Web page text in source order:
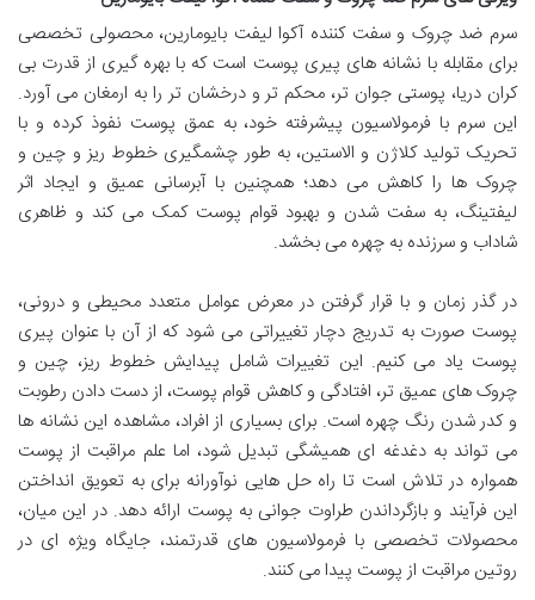
سرم ضد چروک و سفت کننده آکوا لیفت بایومارین، محصولی تخصصی
برای مقابله با نشانه های پیری پوست است که با بهره گیری از قدرت بی
کران دریا، پوستی جوان تر، محکم تر و درخشان تر را به ارمغان می آورد.
این سرم با فرمولاسیون پیشرفته خود، به عمق پوست نفوذ کرده و با
تحریک تولید کلاژن و الاستین، به طور چشمگیری خطوط ریز و چین و
چروک ها را کاهش می دهد؛ همچنین با آبرسانی عمیق و ایجاد اثر
لیفتینگ، به سفت شدن و بهبود قوام پوست کمک می کند و ظاهری
شاداب و سرزنده به چهره می بخشد.
در گذر زمان و با قرار گرفتن در معرض عوامل متعدد محیطی و درونی،
پوست صورت به تدریج دچار تغییراتی می شود که از آن با عنوان پیری
پوست یاد می کنیم. این تغییرات شامل پیدایش خطوط ریز، چین و
چروک های عمیق تر، افتادگی و کاهش قوام پوست، از دست دادن رطوبت
و کدر شدن رنگ چهره است. برای بسیاری از افراد، مشاهده این نشانه ها
می تواند به دغدغه ای همیشگی تبدیل شود، اما علم مراقبت از پوست
همواره در تلاش است تا راه حل هایی نوآورانه برای به تعویق انداختن
این فرآیند و بازگرداندن طراوت جوانی به پوست ارائه دهد. در این میان،
محصولات تخصصی با فرمولاسیون های قدرتمند، جایگاه ویژه ای در
روتین مراقبت از پوست پیدا می کنند.